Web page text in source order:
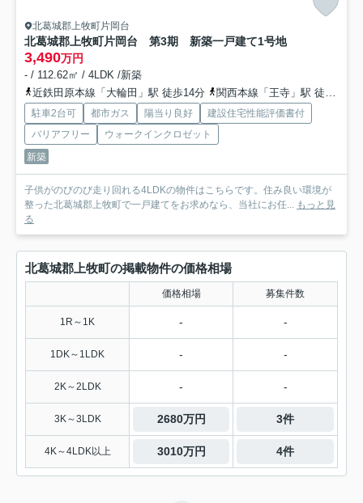
北葛城郡上牧町片岡台
北葛城郡上牧町片岡台 第3期 新築一戸建て1号地
3,490万円
- / 112.62㎡ / 4LDK /新築
近鉄田原本線「大輪田」駅 徒歩14分
関西本線「王寺」駅 徒歩36分
駐車2台可 都市ガス 陽当り良好
建設住宅性能評価書付
バリアフリー
ウォークインクロゼット
新築
子供がのびのび走り回れる4LDKの物件はこちらです。住み良い環境が
整った北葛城郡上牧町で一戸建てをお求めなら、当社にお任... もっと見
る
北葛城郡上牧町の掲載物件の価格相場
価格相場 募集件数
1R～1K - -
1DK～1LDK - -
2K～2LDK - -
3K～3LDK 2680万円 3件
4K～4LDK以上 3010万円 4件